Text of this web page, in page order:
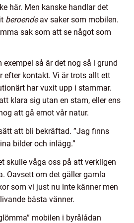
här. Men kanske handlar det
beroendeav saker som mobilen.
sak som att se något som
så är det nog så i grund
efter kontakt. Vi är trots allt ett
har vuxit upp i stammar.
klara sig utan en stam, eller ens
att gå emot vår natur.
att bli bekräftad. ”Jag finns
bilder och inlägg.”
skulle våga oss på att verkligen
Oavsett om det gäller gamla
som vi just nu inte känner men
bästa vänner.
mobilen i byrålådan